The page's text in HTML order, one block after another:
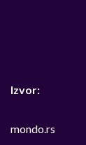
Izvor:
mondo.rs